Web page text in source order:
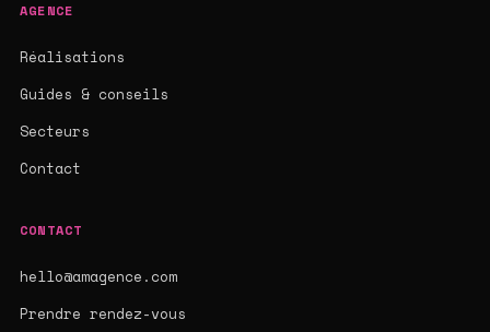
AGENCE
Réalisations
Guides & conseils
Secteurs
Contact
CONTACT
hello@amagence.com
Prendre rendez-vous